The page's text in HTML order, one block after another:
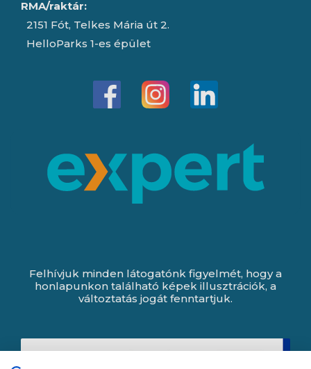
RMA/raktár:
2151 Fót, Telkes Mária út 2.
HelloParks 1-es épület
Felhívjuk minden látogatónk figyelmét, hogy a
honlapunkon található képek illusztrációk, a
változtatás jogát fenntartjuk.